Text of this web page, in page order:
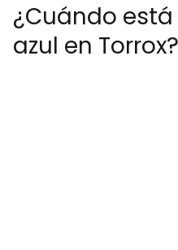
¿Cuándo
azul en Torrox?